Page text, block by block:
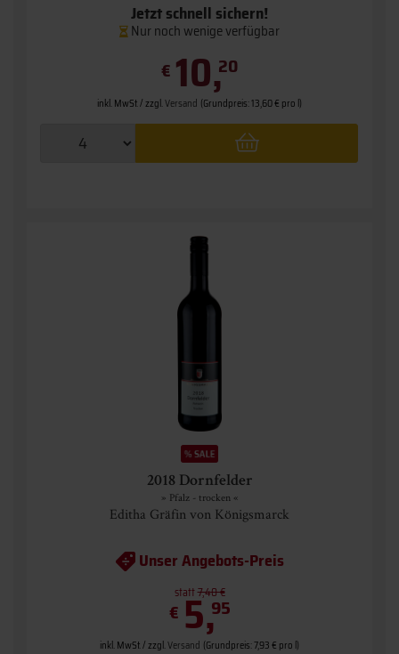
Jetzt schnell sichern!
Nur noch wenige verfügbar
€ 10,20
inkl. MwSt. / zzgl.Versand (Grundpreis: 13,60 € pro l)
2018 Dornfelder
» Pfalz - trocken «
Editha Gräfin von Königsmarck
Unser Angebots-Preis
statt7,40 €
€5,95
inkl. MwSt. / zzgl.Versand (Grundpreis: 7,93 € pro l)